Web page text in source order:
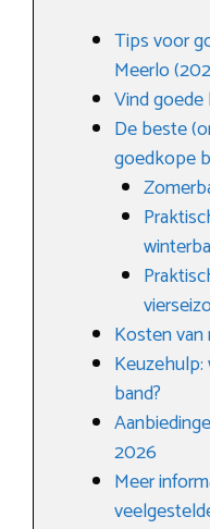
Tips voor
Meerlo
Vind
De beste
goedkope
Kosten
band?
2026
Meer